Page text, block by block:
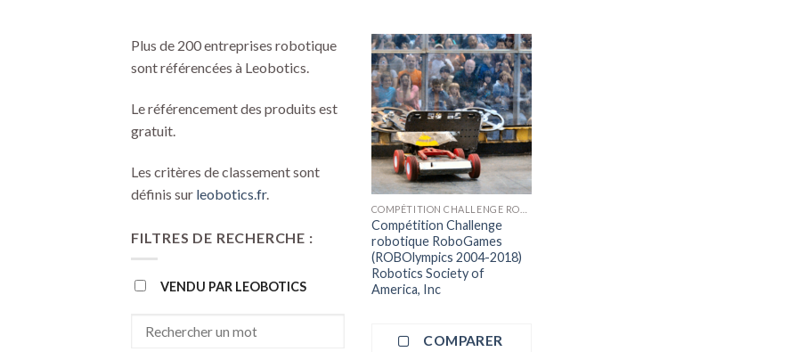
Plus de 200 entreprises robotique
sont référencées à Leobotics.
Le référencement des produits est
gratuit.
Les critères de classement sont
définis sur leobotics.fr.
FILTRES DE RECHERCHE :
VENDU PAR LEOBOTICS
Compétition Challenge
robotique RoboGames
(ROBOlympics 2004-2018)
Robotics Society of
America, Inc
COMPARER